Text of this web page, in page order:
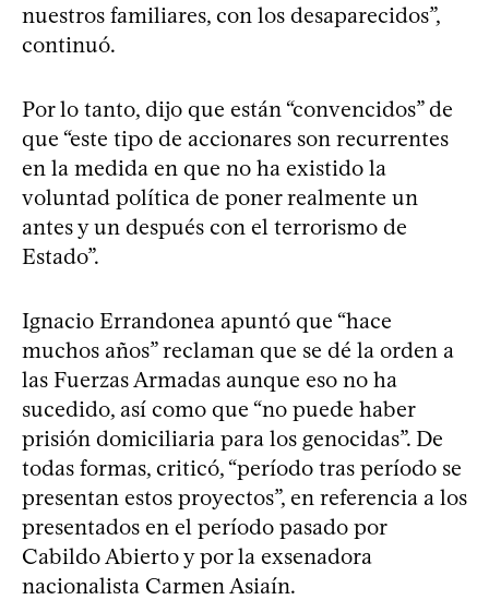
nuestros familiares, con los desaparecidos”,
continuó.
Por lo tanto, dijo que están “convencidos” de
que “este tipo de accionares son recurrentes
en la medida en que no ha existido la
voluntad política de poner realmente un
antes y un después con el terrorismo de
Estado”.
Ignacio Errandonea apuntó que “hace
muchos años” reclaman que se dé la orden a
las Fuerzas Armadas aunque eso no ha
sucedido, así como que “no puede haber
prisión domiciliaria para los genocidas”. De
todas formas, criticó, “período tras período se
presentan estos proyectos”, en referencia a los
presentados en el período pasado por
Cabildo Abierto y por la exsenadora
nacionalista Carmen Asiaín.